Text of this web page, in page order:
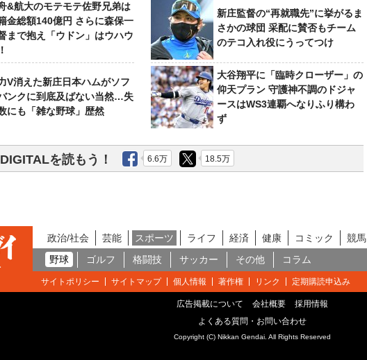
&航大のモテモテ佐野兄弟は
金総額140億円 さらに森保一
まで抱え「ウドン」はウハウ
新庄監督の“再就職先”に挙がるま
さかの球団 采配に賛否もチーム
のテコ入れ役にうってつけ
V消えた新庄日本ハムがソフ
ンクに到底及ばない当然…失
にも「雑な野球」歴然
大谷翔平に「臨時クローザー」の
仰天プラン 守護神不調のドジャ
ースはWS3連覇へなりふり構わ
ず
を読もう！ 6.6万 18.5万
政治/社会 芸能 スポーツ ライフ 経済 健康 コミック 競馬
野球
ゴルフ 格闘技 サッカー その他 コラム
サイトポリシー サイトマップ 個人情報 著作権 リンク 定期購読申込み
広告掲載について 会社概要
採用情報
よくある質問・お問い合わせ
Copyright (C) Nikkan Gendai. All Rights Reserved